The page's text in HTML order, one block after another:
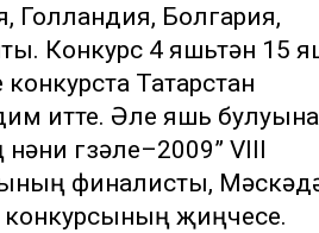
Голландия, Болгария,
Конкурс 4 яшьтән 15
Татарстан
итте. Әле яшь
гүзәле–2009” VIII
финалисты,
җиңүчесе.